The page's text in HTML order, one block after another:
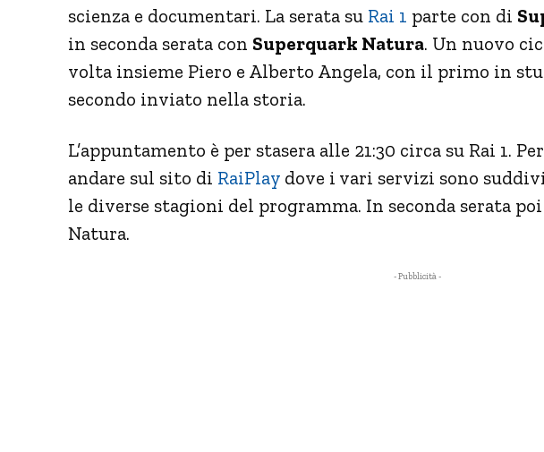
scienza e documentari. La serata su Rai 1 parte con di
in seconda serata con Superquark Natura. Un nuovo
volta insieme Piero e Alberto Angela, con il primo in
secondo inviato nella storia.
L’appuntamento è per stasera alle 21:30 circa su Rai 1.
andare sul sito di RaiPlay dove i vari servizi sono
le diverse stagioni del programma. In seconda serata
Natura.
- Pubblicità -